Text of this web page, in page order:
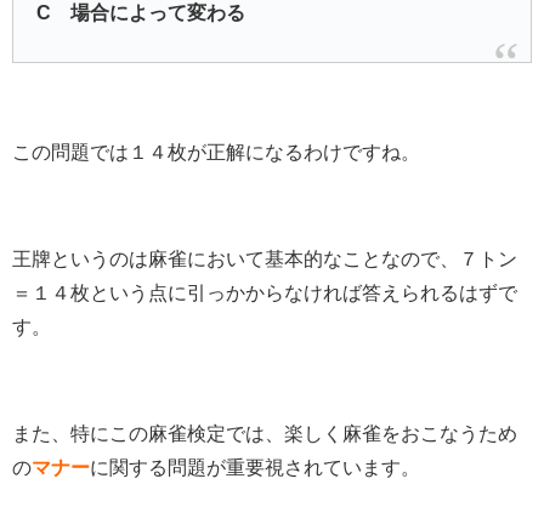
C 場合によって変わる
この問題では１４枚が正解になるわけですね。
王牌というのは麻雀において基本的なことなので、７トン
＝１４枚という点に引っかからなければ答えられるはずで
す。
また、特にこの麻雀検定では、楽しく麻雀をおこなうため
のマナーに関する問題が重要視されています。